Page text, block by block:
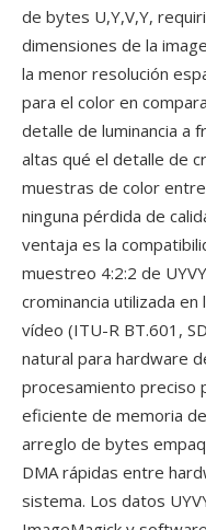
de bytes U,Y,V,Y,
dimensiones de la
la menor resolución
para el color en
detalle de luminancia a
altas qué el detalle de
muestras de color
ninguna pérdida de
ventaja es la
muestreo 4:2:2 de
crominancia utilizada
vídeo (ITU-R BT.601,
natural para hardware
procesamiento preciso
eficiente de memoria
arreglo de bytes
DMA rápidas entre
sistema. Los datos